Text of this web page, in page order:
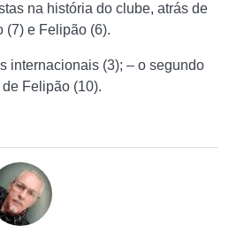
na história do clube, atrás de
(7) e Felipão (6).
internacionais (3); – o segundo
Felipão (10).